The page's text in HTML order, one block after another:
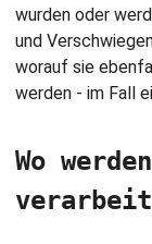
wurden oder
und
worauf sie
werden - im Fall
Wo